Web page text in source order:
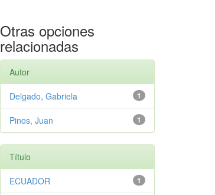
Otras opciones
relacionadas
Autor
1
Delgado, Gabriela
1
Pinos, Juan
Título
1
ECUADOR